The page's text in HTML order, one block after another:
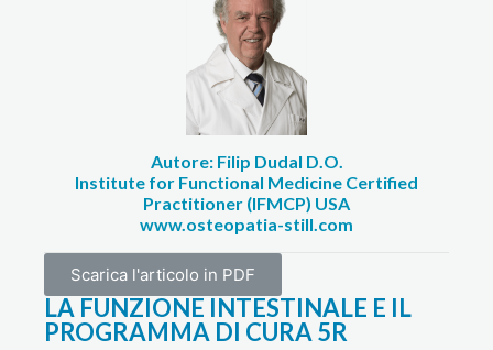
Autore: Filip Dudal D.O.
Institute for Functional Medicine Certified
Practitioner (IFMCP) USA
www.osteopatia-still.com
Scarica l'articolo in PDF
LA FUNZIONE INTESTINALE E IL
PROGRAMMA DI CURA 5R